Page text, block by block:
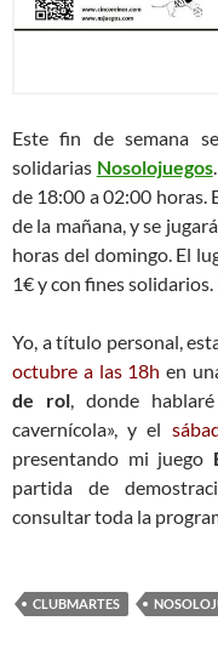
Este fin de semana
solidarias Nosolojuegos
de 18:00 a 02:00 horas.
de la mañana, y se
horas del domingo. El
1€ y con fines
Yo, a título personal,
octubre a las 18h en
de rol, donde
cavernícola», y el
presentando mi juego
partida de
consultar toda la
CLUBMARTES